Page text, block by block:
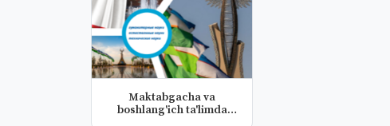
Maktabgacha va
boshlang'ich ta'limda